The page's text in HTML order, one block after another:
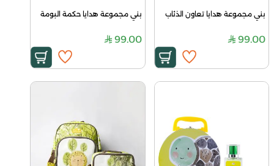
بني مجموعة هدايا تعاون الذئاب
99.00
بني مجموعة هدايا حكمة البومة
99.00